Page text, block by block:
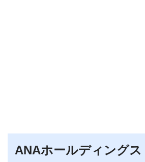
ANAホールディングス